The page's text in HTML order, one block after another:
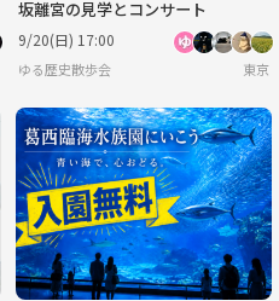
坂離宮の見学とコンサート
9/20(日) 17:00
ゆる歴史散歩会 東京